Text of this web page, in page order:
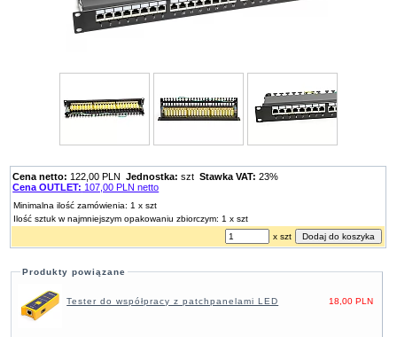
Cena netto: 122,00 PLNJednostka: sztStawka VAT: 23%
Cena OUTLET: 107,00 PLN netto
Minimalna ilość zamówienia: 1 x szt
Ilość sztuk w najmniejszym opakowaniu zbiorczym: 1 x szt
x szt
Produkty powiązane
18,00 PLN
Tester do współpracy z patchpanelami LED